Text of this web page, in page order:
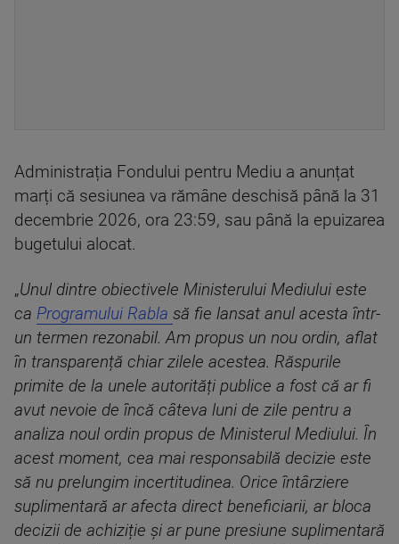
Administrația Fondului pentru Mediu a anunțat
marți că sesiunea va rămâne deschisă până la 31
decembrie 2026, ora 23:59, sau până la epuizarea
bugetului alocat.
„Unul dintre obiectivele Ministerului Mediului este
ca Programului Rabla să fie lansat anul acesta într-
un termen rezonabil. Am propus un nou ordin, aflat
în transparență chiar zilele acestea. Răspurile
primite de la unele autorități publice a fost că ar fi
avut nevoie de încă câteva luni de zile pentru a
analiza noul ordin propus de Ministerul Mediului. În
acest moment, cea mai responsabilă decizie este
să nu prelungim incertitudinea. Orice întârziere
suplimentară ar afecta direct beneficiarii, ar bloca
decizii de achiziție și ar pune presiune suplimentară